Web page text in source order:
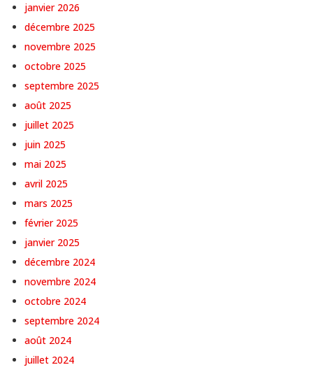
janvier 2026
décembre 2025
novembre 2025
octobre 2025
septembre 2025
août 2025
juillet 2025
juin 2025
mai 2025
avril 2025
mars 2025
février 2025
janvier 2025
décembre 2024
novembre 2024
octobre 2024
septembre 2024
août 2024
juillet 2024